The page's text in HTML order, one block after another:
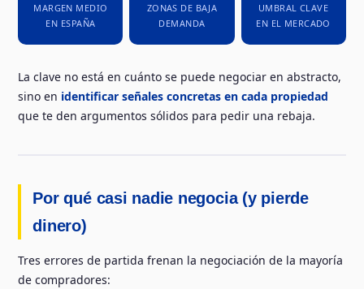
MARGEN MEDIO
EN ESPAÑA
ZONAS DE BAJA
DEMANDA
UMBRAL CLAVE
EN EL MERCADO
La clave no está en cuánto se puede negociar en abstracto,
sino en identificar señales concretas en cada propiedad
que te den argumentos sólidos para pedir una rebaja.
Por qué casi nadie negocia (y pierde
dinero)
Tres errores de partida frenan la negociación de la mayoría
de compradores: